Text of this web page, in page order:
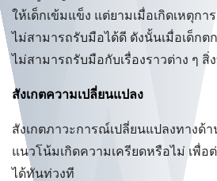
ให้เด็กเข้มแข็ง แต่ยามเมื่อเกิดเหตุกา
ไม่สามารถรับมือได้ดี ดังนั้นเมื่อเด็กต
ไม่สามารถรับมือกับเรื่องราวต่าง ๆ
สังเกตความเปลี่ยนแปลง
สังเกตภาวะการณ์เปลี่ยนแปลงทางด้
แนวโน้มเกิดความเครียดหรือไม่ เพื่อ
ได้ทันท่วงที